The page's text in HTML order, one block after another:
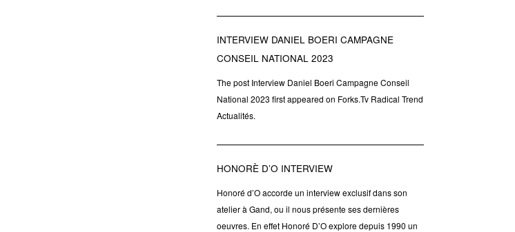
INTERVIEW DANIEL BOERI CAMPAGNE
CONSEIL NATIONAL 2023
The post Interview Daniel Boeri Campagne Conseil
National 2023 first appeared on Forks.Tv Radical Trend
Actualités.
HONORÈ D’O INTERVIEW
Honoré d’O accorde un interview exclusif dans son
atelier à Gand, ou il nous présente ses dernières
oeuvres. En effet Honoré D’O explore depuis 1990 un